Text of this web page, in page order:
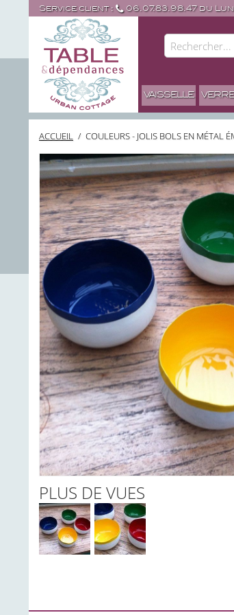
Service client : 06.07.83.98.47 du
VAISSELLE
ACCUEIL / COULEURS - JOLIS BOLS EN MÉTAL
PLUS DE VUES